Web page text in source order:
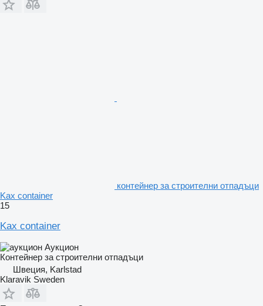
контейнер за строителни отпадъци
Kax container
15
Kax container
Аукцион
Контейнер за строителни отпадъци
Швеция, Karlstad
Klaravik Sweden